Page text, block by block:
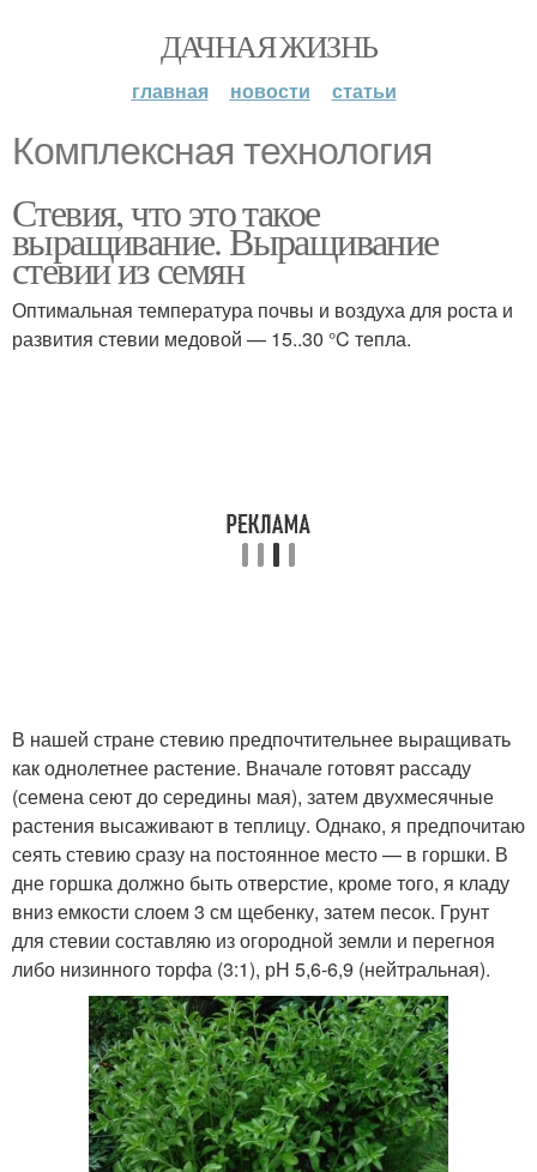
ДАЧНАЯ ЖИЗНЬ
главная новости статьи
Комплексная технология
Стевия, что это такое
выращивание. Выращивание
стевии из семян
Оптимальная температура почвы и воздуха для роста и
развития стевии медовой — 15..30 °C тепла.
В нашей стране стевию предпочтительнее выращивать
как однолетнее растение. Вначале готовят рассаду
(семена сеют до середины мая), затем двухмесячные
растения высаживают в теплицу. Однако, я предпочитаю
сеять стевию сразу на постоянное место — в горшки. В
дне горшка должно быть отверстие, кроме того, я кладу
вниз емкости слоем 3 см щебенку, затем песок. Грунт
для стевии составляю из огородной земли и перегноя
либо низинного торфа (3:1), рН 5,6-6,9 (нейтральная).